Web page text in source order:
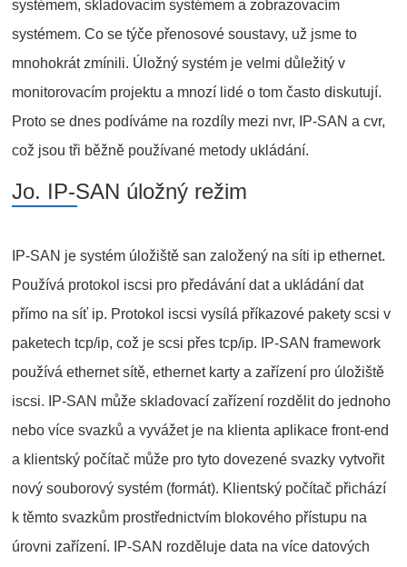
systémem, skladovacím systémem a zobrazovacím
systémem. Co se týče přenosové soustavy, už jsme to
mnohokrát zmínili. Úložný systém je velmi důležitý v
monitorovacím projektu a mnozí lidé o tom často diskutují.
Proto se dnes podíváme na rozdíly mezi nvr, IP-SAN a cvr,
což jsou tři běžně používané metody ukládání.
Jo. IP-SAN úložný režim
IP-SAN je systém úložiště san založený na síti ip ethernet.
Používá protokol iscsi pro předávání dat a ukládání dat
přímo na síť ip. Protokol iscsi vysílá příkazové pakety scsi v
paketech tcp/ip, což je scsi přes tcp/ip. IP-SAN framework
používá ethernet sítě, ethernet karty a zařízení pro úložiště
iscsi. IP-SAN může skladovací zařízení rozdělit do jednoho
nebo více svazků a vyvážet je na klienta aplikace front-end
a klientský počítač může pro tyto dovezené svazky vytvořit
nový souborový systém (formát). Klientský počítač přichází
k těmto svazkům prostřednictvím blokového přístupu na
úrovni zařízení. IP-SAN rozděluje data na více datových